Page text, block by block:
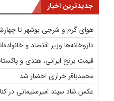
جدیدترین اخبار
هوای گرم و شرجی بوشهر تا
داروخانه‌ها وزیر اقتصاد و
قیمت برنج ایرانی، هندی و
محمدباقر خرازی احضار شد
عکس شاد سپند امیرسلیمانی در